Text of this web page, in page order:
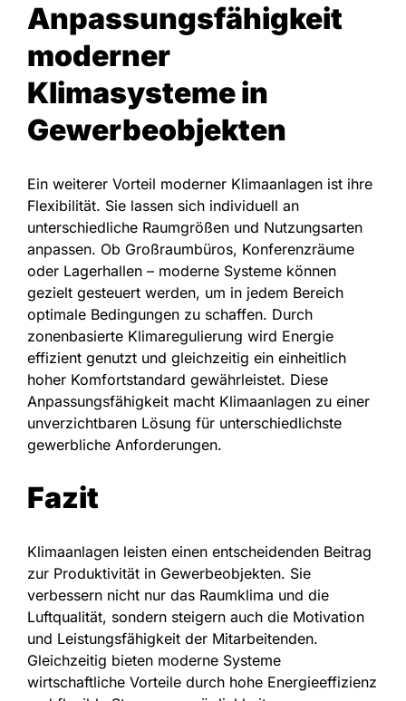
Anpassungsfähigkeit
moderner
Klimasysteme in
Gewerbeobjekten
Ein weiterer Vorteil moderner Klimaanlagen ist ihre
Flexibilität. Sie lassen sich individuell an
unterschiedliche Raumgrößen und Nutzungsarten
anpassen. Ob Großraumbüros, Konferenzräume
oder Lagerhallen – moderne Systeme können
gezielt gesteuert werden, um in jedem Bereich
optimale Bedingungen zu schaffen. Durch
zonenbasierte Klimaregulierung wird Energie
effizient genutzt und gleichzeitig ein einheitlich
hoher Komfortstandard gewährleistet. Diese
Anpassungsfähigkeit macht Klimaanlagen zu einer
unverzichtbaren Lösung für unterschiedlichste
gewerbliche Anforderungen.
Fazit
Klimaanlagen leisten einen entscheidenden Beitrag
zur Produktivität in Gewerbeobjekten. Sie
verbessern nicht nur das Raumklima und die
Luftqualität, sondern steigern auch die Motivation
und Leistungsfähigkeit der Mitarbeitenden.
Gleichzeitig bieten moderne Systeme
wirtschaftliche Vorteile durch hohe Energieeffizienz